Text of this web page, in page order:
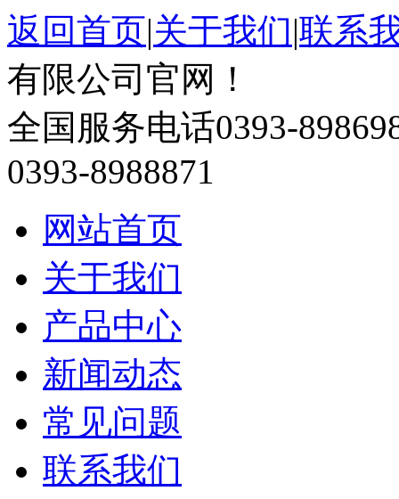
返回首页|关于我们|联系
有限公司官网！
全国服务电话0393-
0393-8988871
网站首页
关于我们
产品中心
新闻动态
常见问题
联系我们